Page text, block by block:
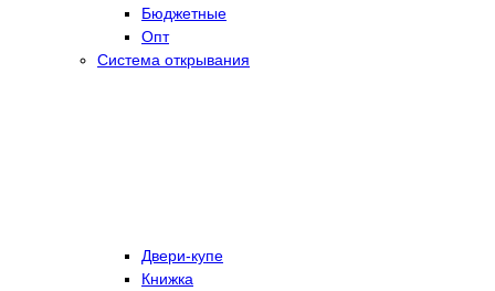
Бюджетные
Опт
Система открывания
Двери-купе
Книжка